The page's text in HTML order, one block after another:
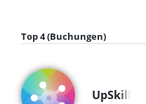
Top 4 (Buchungen)
UpSkill